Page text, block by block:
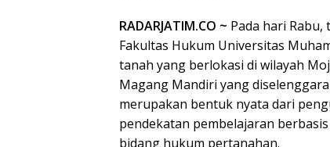
RADARJATIM.CO ~ Pada hari Rabu,
Fakultas Hukum Universitas
tanah yang berlokasi di wilayah
Magang Mandiri yang
merupakan bentuk nyata dari
pendekatan pembelajaran
bidang hukum pertanahan.